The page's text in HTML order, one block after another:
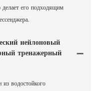
его подходящим
нейлоновый
тренажерный
из водостойкого